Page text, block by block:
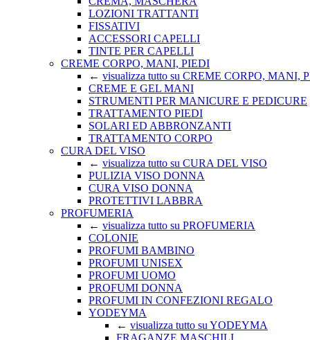
LOZIONI TRATTANTI
FISSATIVI
ACCESSORI CAPELLI
TINTE PER CAPELLI
CREME CORPO, MANI, PIEDI
← visualizza tutto su CREME CORPO, MANI,
CREME E GEL MANI
STRUMENTI PER MANICURE E PEDICURE
TRATTAMENTO PIEDI
SOLARI ED ABBRONZANTI
TRATTAMENTO CORPO
CURA DEL VISO
← visualizza tutto su CURA DEL VISO
PULIZIA VISO DONNA
CURA VISO DONNA
PROTETTIVI LABBRA
PROFUMERIA
← visualizza tutto su PROFUMERIA
COLONIE
PROFUMI BAMBINO
PROFUMI UNISEX
PROFUMI UOMO
PROFUMI DONNA
PROFUMI IN CONFEZIONI REGALO
YODEYMA
← visualizza tutto su YODEYMA
FRAGANZE MASCHILI